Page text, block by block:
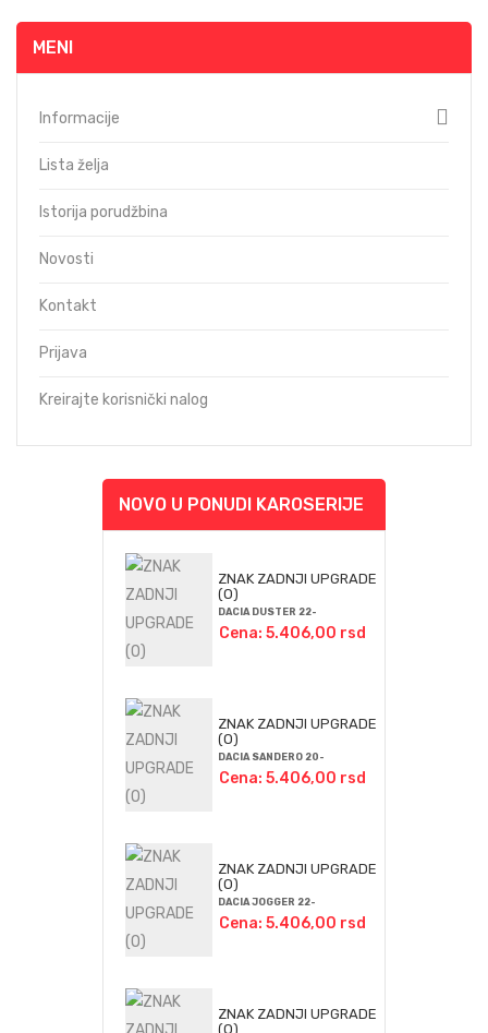
MENI
Informacije
Lista želja
Istorija porudžbina
Novosti
Kontakt
Prijava
Kreirajte korisnički nalog
NOVO U PONUDI KAROSERIJE
ZNAK ZADNJI UPGRADE
(O)
DACIA DUSTER 22-
Cena: 5.406,00 rsd
ZNAK ZADNJI UPGRADE
(O)
DACIA SANDERO 20-
Cena: 5.406,00 rsd
ZNAK ZADNJI UPGRADE
(O)
DACIA JOGGER 22-
Cena: 5.406,00 rsd
ZNAK ZADNJI UPGRADE
(O)